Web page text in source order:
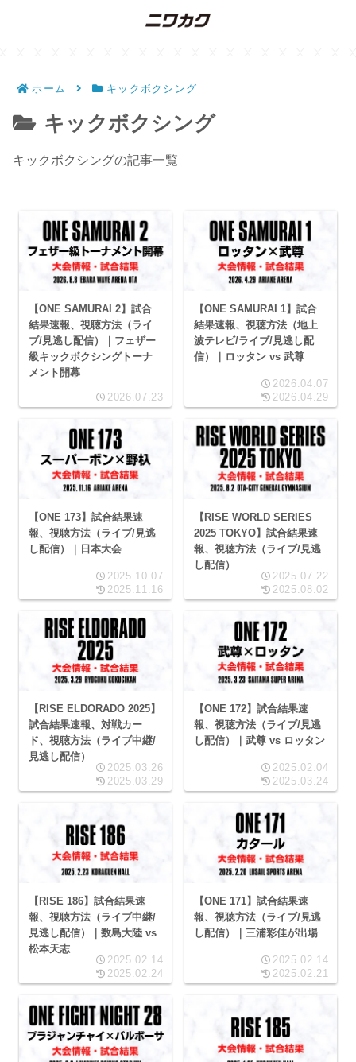
ホーム キックボクシング
キックボクシング
キックボクシングの記事一覧
【ONE SAMURAI 2】試合
結果速報、視聴方法（ライ
ブ/見逃し配信）｜フェザー
級キックボクシングトーナ
メント開幕
2026.07.23
【ONE SAMURAI 1】試合
結果速報、視聴方法（地上
波テレビ/ライブ/見逃し配
信）｜ロッタン vs 武尊
2026.04.07
2026.04.29
【ONE 173】試合結果速
報、視聴方法（ライブ/見逃
し配信）｜日本大会
2025.10.07
2025.11.16
【RISE WORLD SERIES
2025 TOKYO】試合結果速
報、視聴方法（ライブ/見逃
し配信）
2025.07.22
2025.08.02
【RISE ELDORADO 2025】
試合結果速報、対戦カー
ド、視聴方法（ライブ中継/
見逃し配信）
2025.03.26
2025.03.29
【ONE 172】試合結果速
報、視聴方法（ライブ/見逃
し配信）｜武尊 vs ロッタン
2025.02.04
2025.03.24
【RISE 186】試合結果速
報、視聴方法（ライブ中継/
見逃し配信）｜数島大陸 vs
松本天志
2025.02.14
2025.02.24
【ONE 171】試合結果速
報、視聴方法（ライブ/見逃
し配信）｜三浦彩佳が出場
2025.02.14
2025.02.21